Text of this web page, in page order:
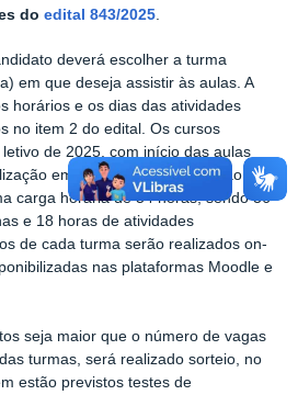
do edital 843/2025
deverá escolher a turma
em que deseja assistir às aulas. A
horários e os dias das atividades
no item 2 do edital. Os cursos
de 2025, com início das aulas
em 20 de dezembro. Serão 14
carga horária de 54 horas, sendo 36
e 18 horas de atividades
de cada turma serão realizados on-
nas plataformas Moodle e
seja maior que o número de vagas
turmas, será realizado sorteio, no
estão previstos testes de